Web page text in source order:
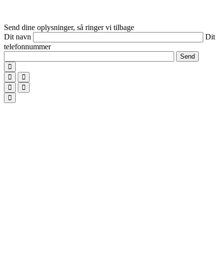
Send dine oplysninger, så ringer vi tilbage
Dit navn
Dit
telefonnummer